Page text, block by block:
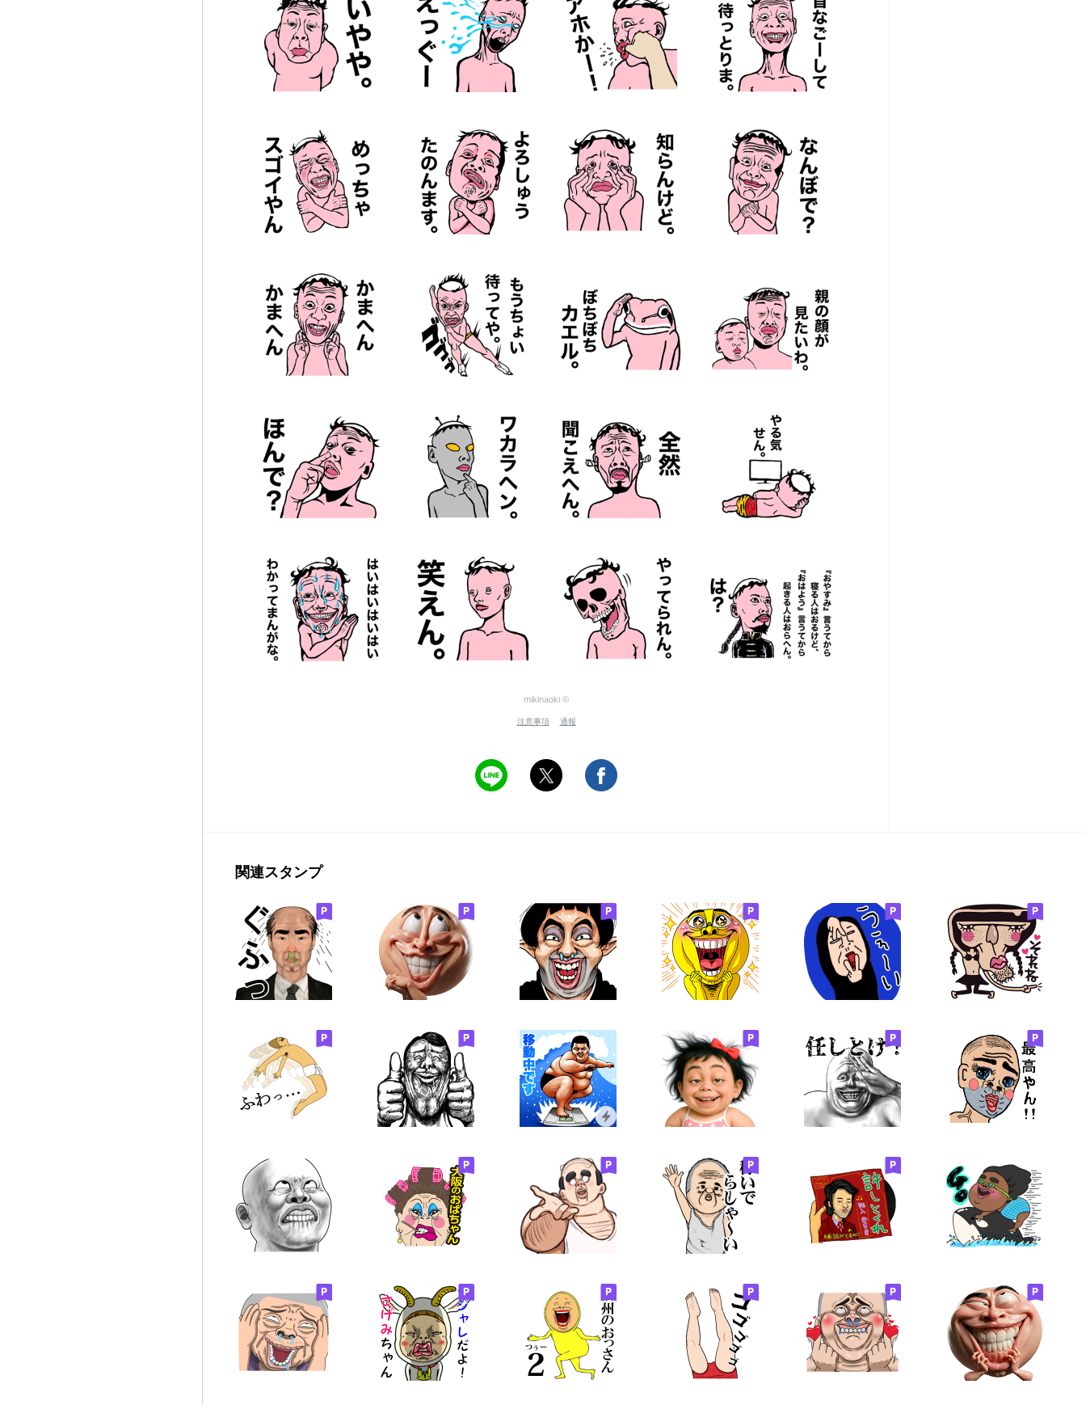
mikinaoki ©
注意事項 通報
関連スタンプ